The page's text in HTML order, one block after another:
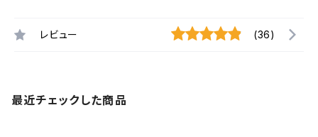
レビュー (36)
最近チェックした商品